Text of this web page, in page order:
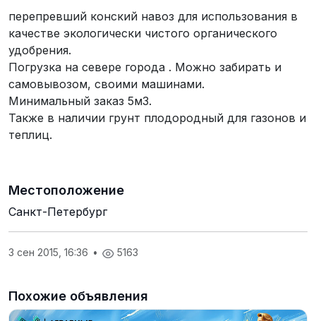
перепревший конский навоз для использования в
качестве экологически чистого органического
удобрения.
Погрузка на севере города . Можно забирать и
самовывозом, своими машинами.
Минимальный заказ 5м3.
Также в наличии грунт плодородный для газонов и
теплиц.
Местоположение
Санкт-Петербург
3 сен 2015, 16:36 • 5163
Похожие объявления